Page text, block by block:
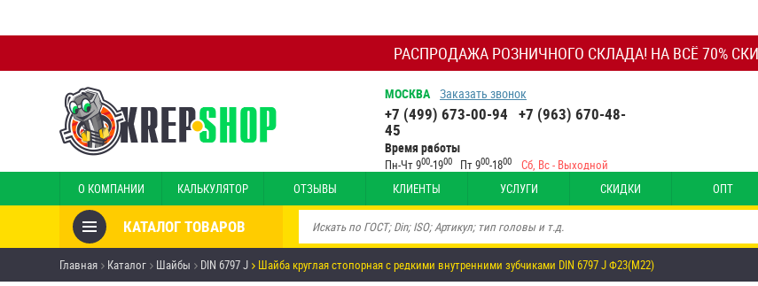
РАСПРОДАЖА РОЗНИЧНОГО СКЛАДА! НА ВСЁ 70%
МОСКВА Заказать звонок
+7 (499) 673-00-94 +7 (963) 670-48-
45
Время работы
Пн-Чт 900-1900 Пт 900-1800 Сб, Вс - Выходной
О КОМПАНИИ КАЛЬКУЛЯТОР ОТЗЫВЫ КЛИЕНТЫ УСЛУГИ СКИДКИ ОПТ
КАТАЛОГ ТОВАРОВ
Товары со скидкой
Главная Каталог Шайбы DIN 6797 J Шайба круглая стопорная с редкими внутренними зубчиками DIN 6797 J Ф23(М22)